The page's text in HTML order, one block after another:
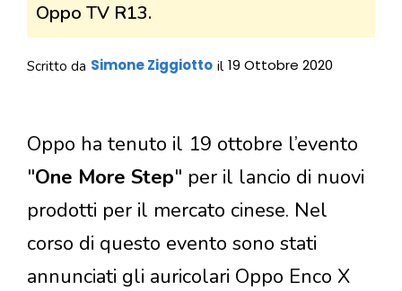
Oppo TV R13.
Scritto da Simone Ziggiotto il 19 Ottobre 2020
Oppo ha tenuto il 19 ottobre l’evento
"One More Step" per il lancio di nuovi
prodotti per il mercato cinese. Nel
corso di questo evento sono stati
annunciati gli auricolari Oppo Enco X